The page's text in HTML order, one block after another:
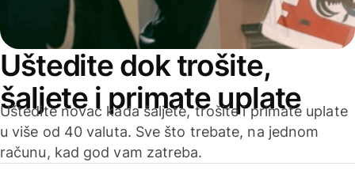
Uštedite dok trošite,
šaljete i primate uplate
Uštedite novac kada šaljete, trošite i primate uplate
u više od 40 valuta. Sve što trebate, na jednom
računu, kad god vam zatreba.